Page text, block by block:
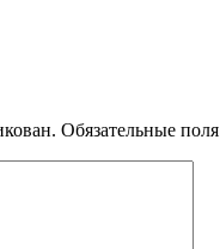
Обязательные